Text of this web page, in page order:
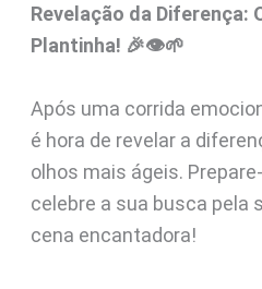
Revelação da Diferença:
Plantinha! 🎉👁️🌱
Após uma corrida
é hora de revelar a
olhos mais ágeis.
celebre a sua busca pela
cena encantadora!